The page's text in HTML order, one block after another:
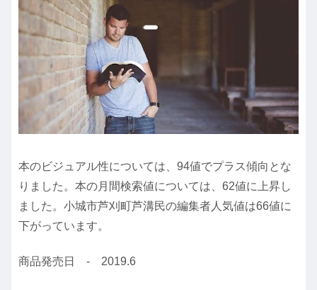
本のビジュアル性については、94値でプラス傾向とな
りました。本の月間検索値については、62値に上昇し
ました。小城市芦刈町芦溝民の編集者人気値は66値に
下がっています。
商品発売日 - 2019.6